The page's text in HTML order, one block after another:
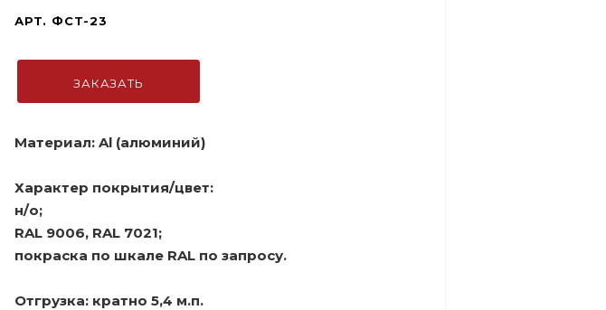
АРТ. ФСТ-23
ЗАКАЗАТЬ
Материал: Al (алюминий)
Характер покрытия/цвет:
н/о;
RAL 9006, RAL 7021;
покраска по шкале RAL по запросу.
Отгрузка: кратно 5,4 м.п.